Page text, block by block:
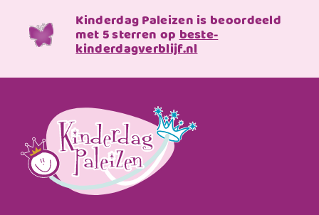
Kinderdag Paleizen is beoordeeld
met 5 sterren opbeste-
kinderdagverblijf.nl